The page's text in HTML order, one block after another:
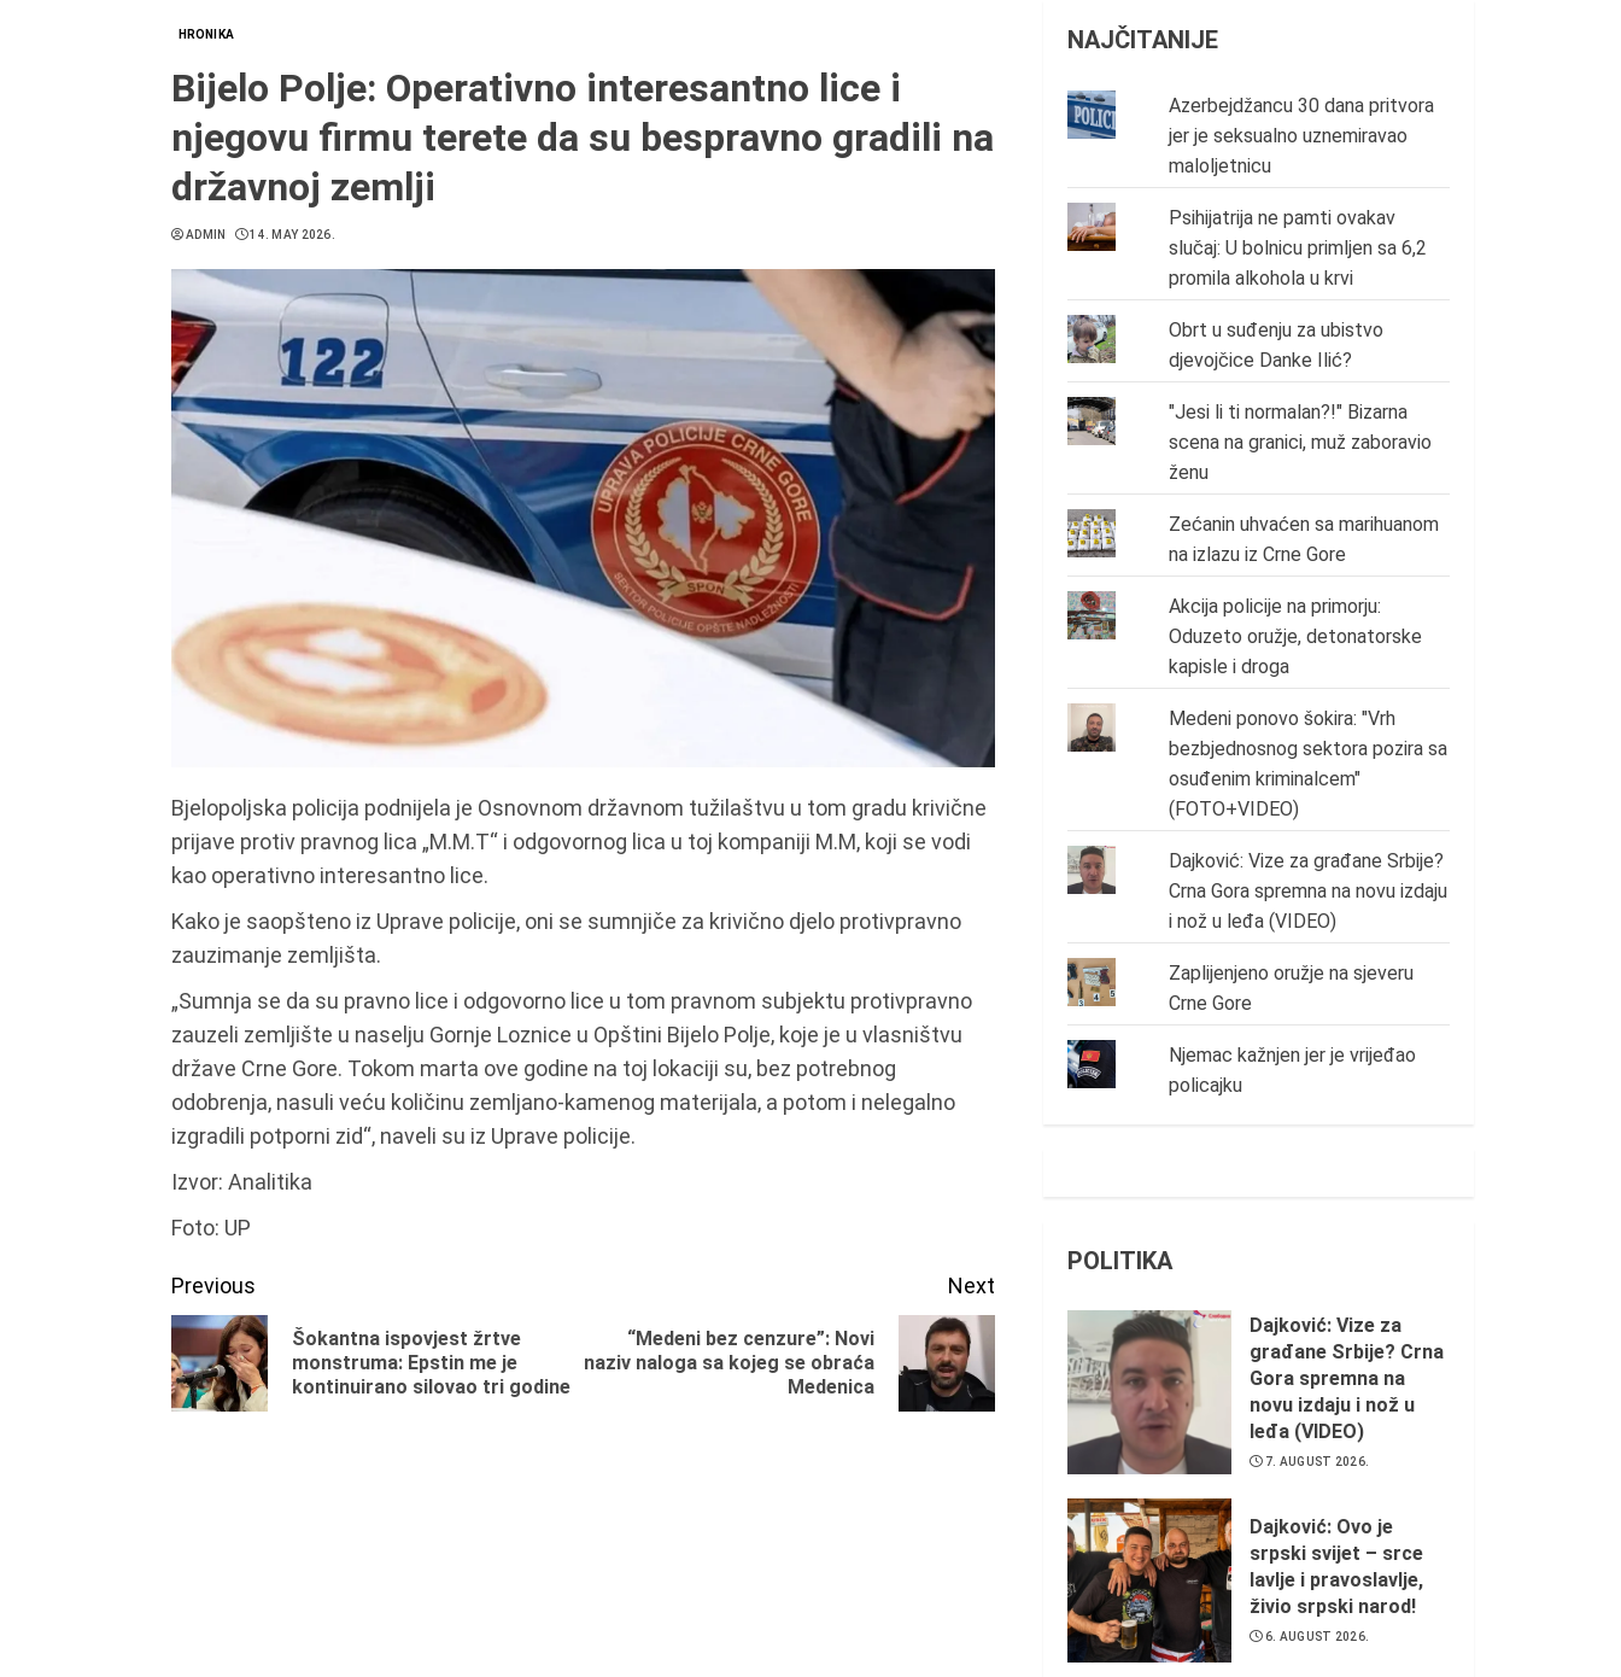
HRONIKA
Bijelo Polje: Operativno interesantno lice i
njegovu firmu terete da su bespravno gradili na
državnoj zemlji
ADMIN 14. MAY 2026.
Bjelopoljska policija podnijela je Osnovnom državnom tužilaštvu u tom gradu krivične
prijave protiv pravnog lica „M.M.T“ i odgovornog lica u toj kompaniji M.M, koji se vodi
kao operativno interesantno lice.
Kako je saopšteno iz Uprave policije, oni se sumnjiče za krivično djelo protivpravno
zauzimanje zemljišta.
„Sumnja se da su pravno lice i odgovorno lice u tom pravnom subjektu protivpravno
zauzeli zemljište u naselju Gornje Loznice u Opštini Bijelo Polje, koje je u vlasništvu
države Crne Gore. Tokom marta ove godine na toj lokaciji su, bez potrebnog
odobrenja, nasuli veću količinu zemljano-kamenog materijala, a potom i nelegalno
izgradili potporni zid“, naveli su iz Uprave policije.
Izvor: Analitika
Foto: UP
Continue
Reading
Previous
Previous
Šokantna ispovjest žrtve
monstruma: Epstin me je
kontinuirano silovao tri godine
Next
Next
“Medeni bez cenzure”: Novi
naziv naloga sa kojeg se obraća
Medenica
NAJČITANIJE
Azerbejdžancu 30 dana pritvora
jer je seksualno uznemiravao
maloljetnicu
Psihijatrija ne pamti ovakav
slučaj: U bolnicu primljen sa 6,2
promila alkohola u krvi
Obrt u suđenju za ubistvo
djevojčice Danke Ilić?
"Jesi li ti normalan?!" Bizarna
scena na granici, muž zaboravio
ženu
Zećanin uhvaćen sa marihuanom
na izlazu iz Crne Gore
Akcija policije na primorju:
Oduzeto oružje, detonatorske
kapisle i droga
Medeni ponovo šokira: "Vrh
bezbjednosnog sektora pozira sa
osuđenim kriminalcem"
(FOTO+VIDEO)
Dajković: Vize za građane Srbije?
Crna Gora spremna na novu izdaju
i nož u leđa (VIDEO)
Zaplijenjeno oružje na sjeveru
Crne Gore
Njemac kažnjen jer je vrijeđao
policajku
POLITIKA
Dajković: Vize za
građane Srbije? Crna
Gora spremna na
novu izdaju i nož u
leđa (VIDEO)
7. AUGUST 2026.
Dajković: Ovo je
srpski svijet – srce
lavlje i pravoslavlje,
živio srpski narod!
6. AUGUST 2026.